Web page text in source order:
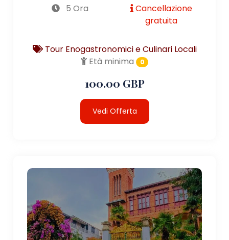
5 Ora
Cancellazione
gratuita
Tour Enogastronomici e Culinari Locali
Età minima
0
100.00 GBP
Vedi Offerta